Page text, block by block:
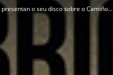
o seu disco sobre o Camiño...